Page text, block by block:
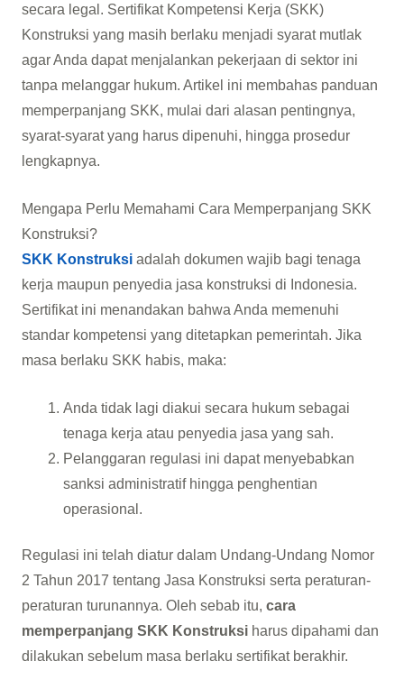
secara legal. Sertifikat Kompetensi Kerja (SKK)
Konstruksi yang masih berlaku menjadi syarat mutlak
agar Anda dapat menjalankan pekerjaan di sektor ini
tanpa melanggar hukum. Artikel ini membahas panduan
memperpanjang SKK, mulai dari alasan pentingnya,
syarat-syarat yang harus dipenuhi, hingga prosedur
lengkapnya.
Mengapa Perlu Memahami Cara Memperpanjang SKK
Konstruksi?
SKK Konstruksi adalah dokumen wajib bagi tenaga
kerja maupun penyedia jasa konstruksi di Indonesia.
Sertifikat ini menandakan bahwa Anda memenuhi
standar kompetensi yang ditetapkan pemerintah. Jika
masa berlaku SKK habis, maka:
Anda tidak lagi diakui secara hukum sebagai
tenaga kerja atau penyedia jasa yang sah.
Pelanggaran regulasi ini dapat menyebabkan
sanksi administratif hingga penghentian
operasional.
Regulasi ini telah diatur dalam Undang-Undang Nomor
2 Tahun 2017 tentang Jasa Konstruksi serta peraturan-
peraturan turunannya. Oleh sebab itu, cara
memperpanjang SKK Konstruksiharus dipahami dan
dilakukan sebelum masa berlaku sertifikat berakhir.